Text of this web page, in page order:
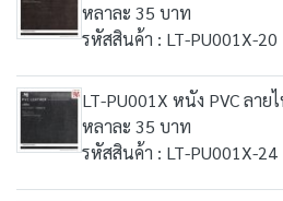
หลาละ 35 บาท
รหัสสินค้า : LT-PU001X-20
LT-PU001X หนัง PVC ลา
หลาละ 35 บาท
รหัสสินค้า : LT-PU001X-24